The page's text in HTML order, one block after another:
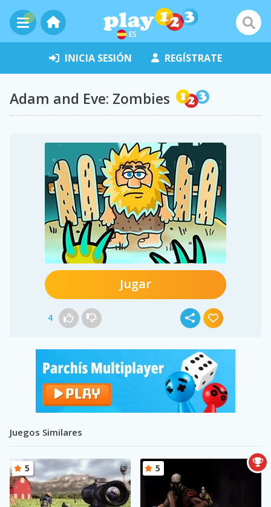
ES
INICIA SESIÓN REGÍSTRATE
Adam and Eve: Zombies
Jugar
4
Juegos Similares
5 5